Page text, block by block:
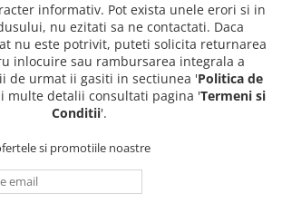
informativ. Pot exista unele erori si in
nu ezitati sa ne contactati. Daca
nu este potrivit, puteti solicita returnarea
inlocuire sau rambursarea integrala a
de urmat ii gasiti in sectiunea 'Politica de
multe detalii consultati pagina 'Termeni si
Conditii'.
si promotiile noastre